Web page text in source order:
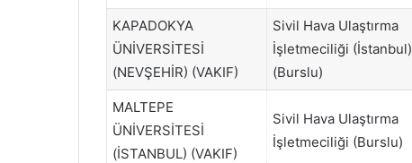
KAPADOKYA
ÜNİVERSİTESİ
(NEVŞEHİR) (VAKIF)
Sivil Hava Ulaştırma
İşletmeciliği (İstanbul)
(Burslu)
MALTEPE
ÜNİVERSİTESİ
(İSTANBUL) (VAKIF)
Sivil Hava Ulaştırma
İşletmeciliği (Burslu)